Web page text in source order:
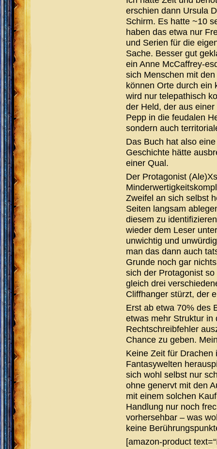
erschien dann Ursula
Schirm. Es hatte ~10
haben das etwa nur
und Serien für die
Sache. Besser gut
ein Anne McCaffrey-
sich Menschen mit
können Orte durch ein
wird nur telepathisch
der Held, der aus
Pepp in die feudalen
sondern auch
Das Buch hat also
Geschichte hätte
einer Qual.
Der Protagonist
Zweifel an sich selbst
Seiten langsam
diesem zu
wieder dem Leser
unwichtig und
man das dann auch
Grunde noch gar
sich der Protagonist
gleich drei
Cliffhanger stürzt, der
Erst ab etwa 70% des
etwas mehr Struktur in
Rechtschreibfehler
Chance zu geben.
Keine Zeit für
Fantasywelten
sich wohl selbst nur
ohne genervt mit den
mit einem solchen
Handlung nur noch
vorhersehbar – was
keine
[amazon-product